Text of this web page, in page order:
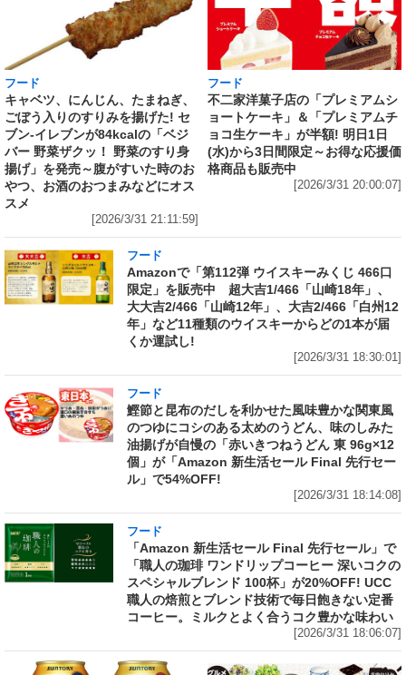
フード
キャベツ、にんじん、たまねぎ、
ごぼう入りのすりみを揚げた! セ
ブン‐イレブンが84kcalの「ベジ
バー 野菜ザクッ！ 野菜のすり身
揚げ」を発売～腹がすいた時のお
やつ、お酒のおつまみなどにオス
スメ
[2026/3/31 21:11:59]
フード
不二家洋菓子店の「プレミアムシ
ョートケーキ」＆「プレミアムチ
ョコ生ケーキ」が半額! 明日1日
(水)から3日間限定～お得な応援価
格商品も販売中
[2026/3/31 20:00:07]
フード
Amazonで「第112弾 ウイスキーみくじ 466口
限定」を販売中 超大吉1/466「山崎18年」、
大大吉2/466「山崎12年」、大吉2/466「白州12
年」など11種類のウイスキーからどの1本が届
くか運試し!
[2026/3/31 18:30:01]
フード
鰹節と昆布のだしを利かせた風味豊かな関東風
のつゆにコシのある太めのうどん、味のしみた
油揚げが自慢の「赤いきつねうどん 東 96g×12
個」が「Amazon 新生活セール Final 先行セー
ル」で54%OFF!
[2026/3/31 18:14:08]
フード
「Amazon 新生活セール Final 先行セール」で
「職人の珈琲 ワンドリップコーヒー 深いコクの
スペシャルブレンド 100杯」が20%OFF! UCC
職人の焙煎とブレンド技術で毎日飽きない定番
コーヒー。ミルクとよく合うコク豊かな味わい
[2026/3/31 18:06:07]